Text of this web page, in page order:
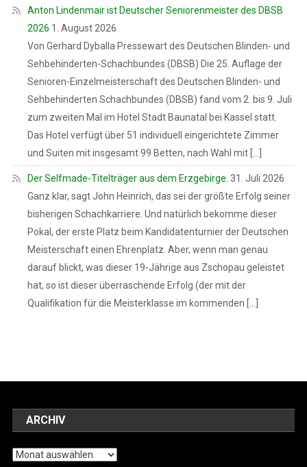
Anton Lindenmair ist Deutscher Seniorenmeister des DBSB
2026 1. August 2026
Von Gerhard Dyballa Pressewart des Deutschen Blinden- und
Sehbehinderten-Schachbundes (DBSB) Die 25. Auflage der
Senioren-Einzelmeisterschaft des Deutschen Blinden- und
Sehbehinderten Schachbundes (DBSB) fand vom 2. bis 9. Juli
zum zweiten Mal im Hotel Stadt Baunatal bei Kassel statt.
Das Hotel verfügt über 51 individuell eingerichtete Zimmer
und Suiten mit insgesamt 99 Betten, nach Wahl mit […]
Der Selfmade-Titelträger aus dem Erzgebirge. 31. Juli 2026
Ganz klar, sagt John Heinrich, das sei der größte Erfolg seiner
bisherigen Schachkarriere. Und natürlich bekomme dieser
Pokal, der erste Platz beim Kandidatenturnier der Deutschen
Meisterschaft einen Ehrenplatz. Aber, wenn man genau
darauf blickt, was dieser 19-Jährige aus Zschopau geleistet
hat, so ist dieser überraschende Erfolg (der mit der
Qualifikation für die Meisterklasse im kommenden […]
ARCHIV
Archiv